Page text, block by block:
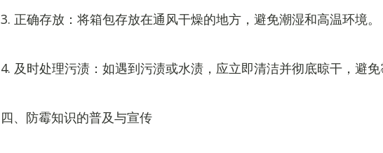
3. 正确存放：将箱包存放在通风干燥的地方，避免潮湿和高温环境。
4. 及时处理污渍：如遇到污渍或水渍，应立即清洁并彻底晾干，避免
四、防霉知识的普及与宣传